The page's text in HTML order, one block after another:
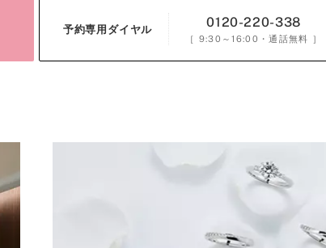
予約専用ダイヤル 0120-220-338
［ 9:30～16:00 ・通話無料 ］